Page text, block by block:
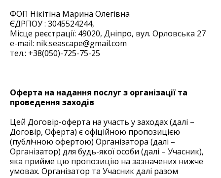
ФОП Нікітіна Марина Олегівна
ЄДРПОУ : 3045524244,
Місце реєстрації: 49020, Дніпро, вул. Орловська 27
e-mail: nik.seascape@gmail.com
тел.: +38(050)-725-75-25
Оферта на надання послуг з організації та
проведення заходів
Цей Договір-оферта на участь у заходах (далі –
Договір, Оферта) є офіційною пропозицією
(публічною офертою) Організатора (далі –
Організатор) для будь-якої особи (далі – Учасник),
яка прийме цю пропозицію на зазначених нижче
умовах. Організатор та Учасник далі разом